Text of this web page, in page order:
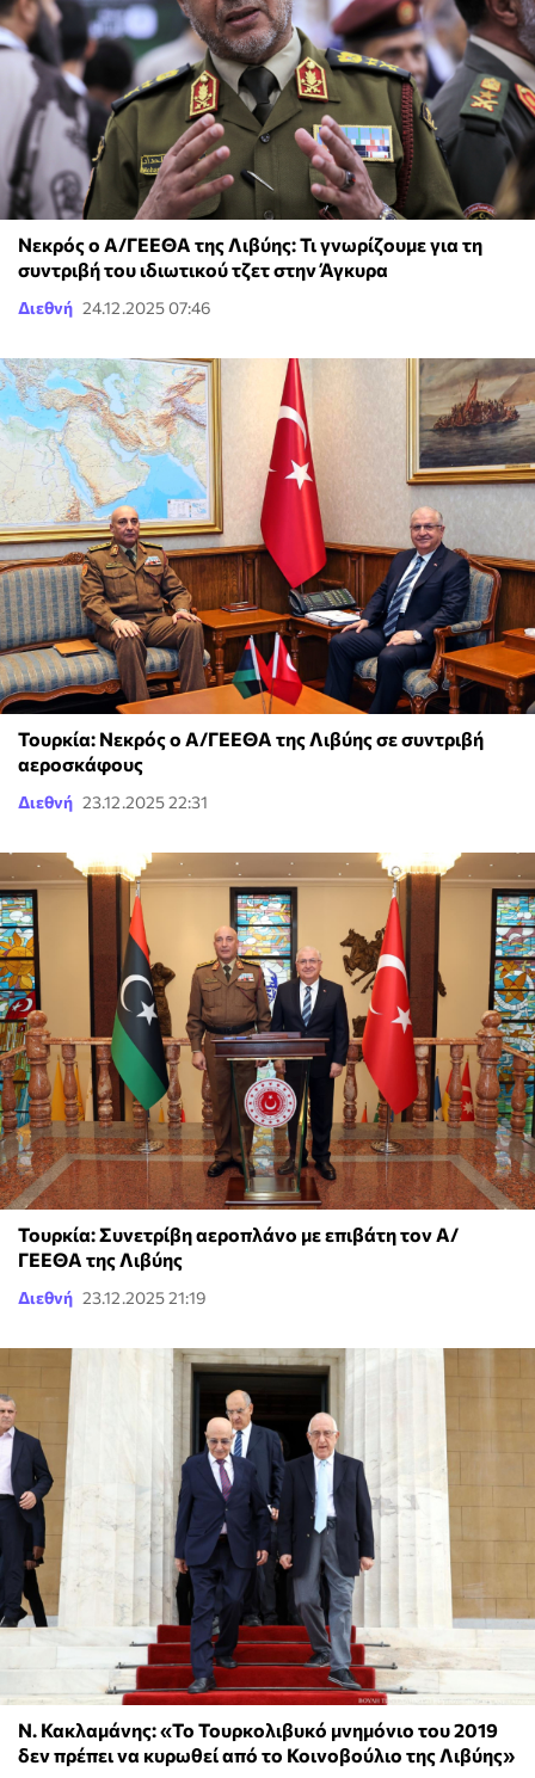
Νεκρός ο Α/ΓΕΕΘΑ της Λιβύης: Τι γνωρίζουμε για τη
συντριβή του ιδιωτικού τζετ στην Άγκυρα
Διεθνή 24.12.2025 07:46
Τουρκία: Νεκρός ο Α/ΓΕΕΘΑ της Λιβύης σε συντριβή
αεροσκάφους
Διεθνή 23.12.2025 22:31
Τουρκία: Συνετρίβη αεροπλάνο με επιβάτη τον Α/
ΓΕΕΘΑ της Λιβύης
Διεθνή 23.12.2025 21:19
Ν. Κακλαμάνης: «Το Τουρκολιβυκό μνημόνιο του 2019
δεν πρέπει να κυρωθεί από το Κοινοβούλιο της Λιβύης»